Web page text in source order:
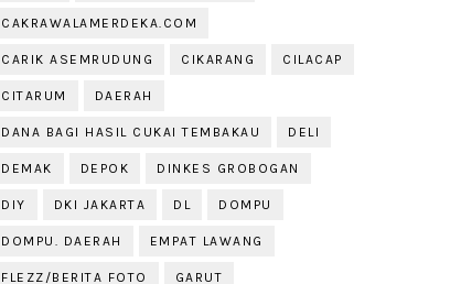
CAKRAWALAMERDEKA.COM
CARIK ASEMRUDUNG CIKARANG CILACAP
CITARUM DAERAH
DANA BAGI HASIL CUKAI TEMBAKAU DELI
DEMAK DEPOK DINKES GROBOGAN
DIY DKI JAKARTA DL DOMPU
DOMPU. DAERAH EMPAT LAWANG
FLEZZ/BERITA FOTO GARUT